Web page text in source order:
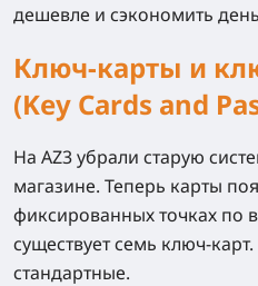
дешевле и сэкономить
Ключ-карты и
(Key Cards and
На AZ3 убрали старую
магазине. Теперь карты
фиксированных точках по
существует семь ключ-
стандартные.